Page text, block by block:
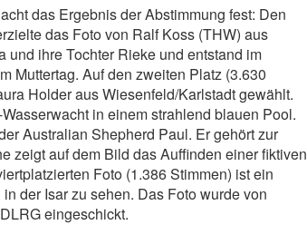
das Ergebnis der Abstimmung fest: Den
das Foto von Ralf Koss (THW) aus
und ihre Tochter Rieke und entstand im
Muttertag. Auf den zweiten Platz (3.630
Holder aus Wiesenfeld/Karlstadt gewählt.
in einem strahlend blauen Pool.
Australian Shepherd Paul. Er gehört zur
zeigt auf dem Bild das Auffinden einer fiktiven
Foto (1.386 Stimmen) ist ein
der Isar zu sehen. Das Foto wurde von
eingeschickt.